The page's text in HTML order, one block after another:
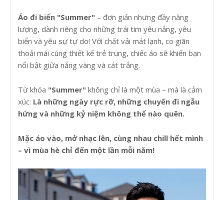
Áo đi biển "Summer" – đơn giản nhưng đầy năng
lượng, dành riêng cho những trái tim yêu nắng, yêu
biển và yêu sự tự do! Với chất vải mát lạnh, co giãn
thoải mái cùng thiết kế trẻ trung, chiếc áo sẽ khiến bạn
nổi bật giữa nắng vàng và cát trắng.
Từ khóa "Summer" không chỉ là một mùa – mà là cảm
xúc: Là những ngày rực rỡ, những chuyến đi ngẫu
hứng và những kỷ niệm không thể nào quên.
Mặc áo vào, mở nhạc lên, cùng nhau chill hết mình
– vì mùa hè chỉ đến một lần mỗi năm!